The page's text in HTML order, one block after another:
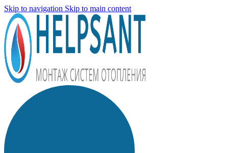
Skip to navigation Skip to main content